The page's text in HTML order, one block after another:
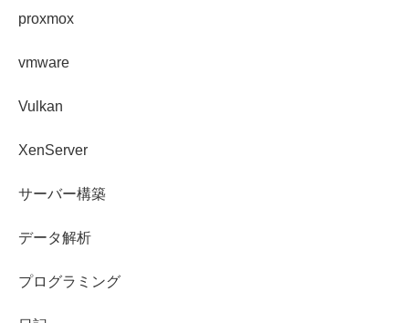
proxmox
vmware
Vulkan
XenServer
サーバー構築
データ解析
プログラミング